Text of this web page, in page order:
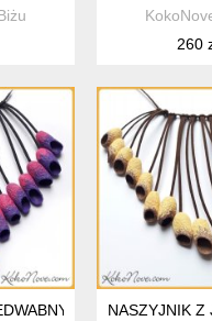
260
KOKONÓW
NASZYJNIK Z